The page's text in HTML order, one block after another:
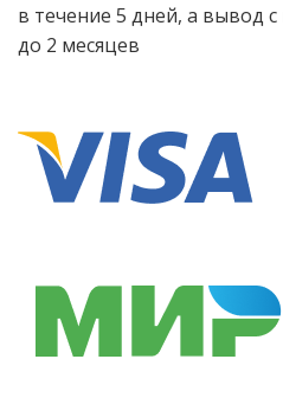
в течение 5 дней, а
до 2 месяцев